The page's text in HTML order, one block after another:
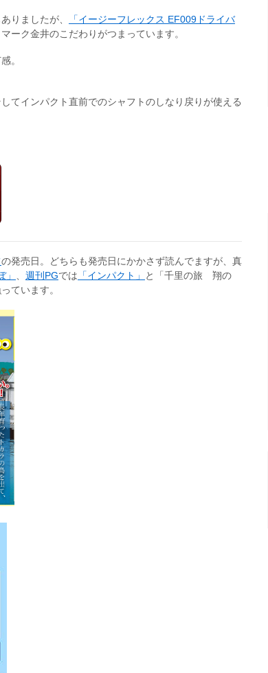
りましたが、
「イージーフレックス EF009ドライバ
ーク金井のこだわりがつまっています。
。
てインパクト直前でのシャフトのしなり戻りが使える
の発売日。どちらも発売日にかかさず読んでますが、真
」 週刊PGでは 「インパクト」
と「千里の旅 翔の
ています。